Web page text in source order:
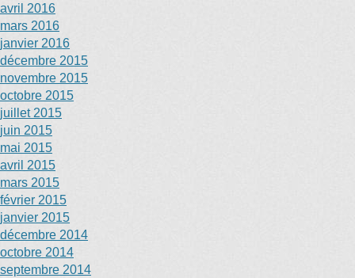
avril 2016
mars 2016
janvier 2016
décembre 2015
novembre 2015
octobre 2015
juillet 2015
juin 2015
mai 2015
avril 2015
mars 2015
février 2015
janvier 2015
décembre 2014
octobre 2014
septembre 2014